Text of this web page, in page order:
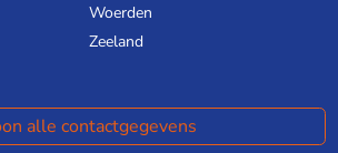
Woerden
Zeeland
alle contactgegevens